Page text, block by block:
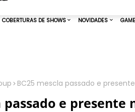
BC25 mescla passado e
passado e